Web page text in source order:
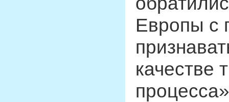
Европы с
качестве